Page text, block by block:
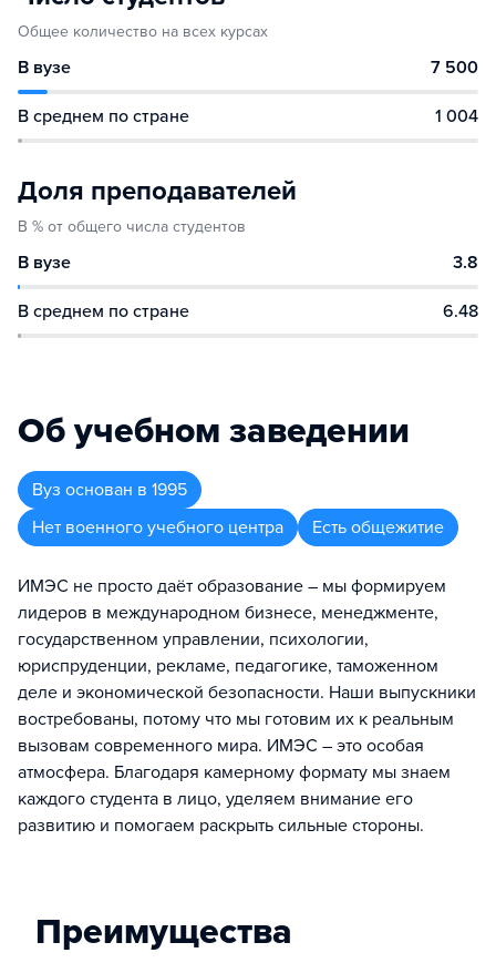
Общее количество на всех курсах
В вузе 7 500
В среднем по стране 1 004
Доля преподавателей
В % от общего числа студентов
В вузе 3.8
В среднем по стране 6.48
Об учебном заведении
Вуз основан в 1995
Нет военного учебного центра
Есть общежитие
ИМЭС не просто даёт образование – мы формируем
лидеров в международном бизнесе, менеджменте,
государственном управлении, психологии,
юриспруденции, рекламе, педагогике, таможенном
деле и экономической безопасности. Наши выпускники
востребованы, потому что мы готовим их к реальным
вызовам современного мира. ИМЭС – это особая
атмосфера. Благодаря камерному формату мы знаем
каждого студента в лицо, уделяем внимание его
развитию и помогаем раскрыть сильные стороны.
Преимущества